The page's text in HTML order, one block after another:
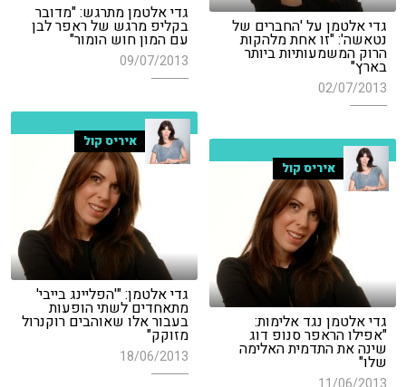
גדי אלטמן מתרגש: "מדובר
בקליפ מרגש של ראפר לבן
עם המון חוש הומור"
09/07/2013
גדי אלטמן על 'החברים של
נטאשה': "זו אחת מלהקות
הרוק המשמעותיות ביותר
בארץ"
02/07/2013
איריס קול
גדי אלטמן: "'הפליינג בייבי'
מתאחדים לשתי הופעות
בעבור אלו שאוהבים רוקנרול
מזוקק"
18/06/2013
איריס קול
גדי אלטמן נגד אלימות:
"אפילו הראפר סנופ דוג
שינה את התדמית האלימה
שלו"